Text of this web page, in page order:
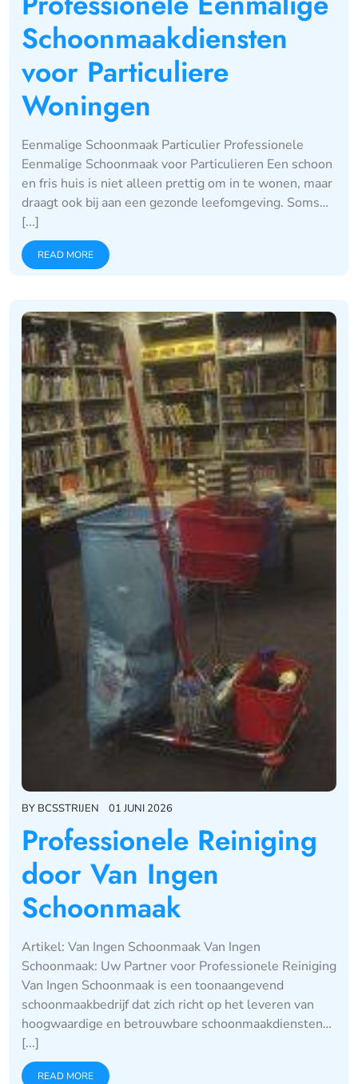
Schoonmaakdiensten
voor Particuliere
Woningen
Eenmalige Schoonmaak Particulier Professionele
Eenmalige Schoonmaak voor Particulieren Een schoon
en fris huis is niet alleen prettig om in te wonen, maar
draagt ook bij aan een gezonde leefomgeving. Soms…
[...]
READ MORE
BY BCSSTRIJEN 01 JUNI 2026
Professionele Reiniging
door Van Ingen
Schoonmaak
Artikel: Van Ingen Schoonmaak Van Ingen
Schoonmaak: Uw Partner voor Professionele Reiniging
Van Ingen Schoonmaak is een toonaangevend
schoonmaakbedrijf dat zich richt op het leveren van
hoogwaardige en betrouwbare schoonmaakdiensten…
[...]
READ MORE